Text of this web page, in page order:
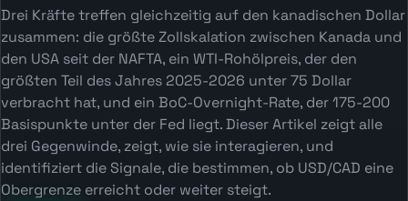
Drei Kräfte treffen gleichzeitig auf den kanadischen Dollar
zusammen: die größte Zollskalation zwischen Kanada und
den USA seit der NAFTA, ein WTI-Rohölpreis, der den
größten Teil des Jahres 2025-2026 unter 75 Dollar
verbracht hat, und ein BoC-Overnight-Rate, der 175-200
Basispunkte unter der Fed liegt. Dieser Artikel zeigt alle
drei Gegenwinde, zeigt, wie sie interagieren, und
identifiziert die Signale, die bestimmen, ob USD/CAD eine
Obergrenze erreicht oder weiter steigt.